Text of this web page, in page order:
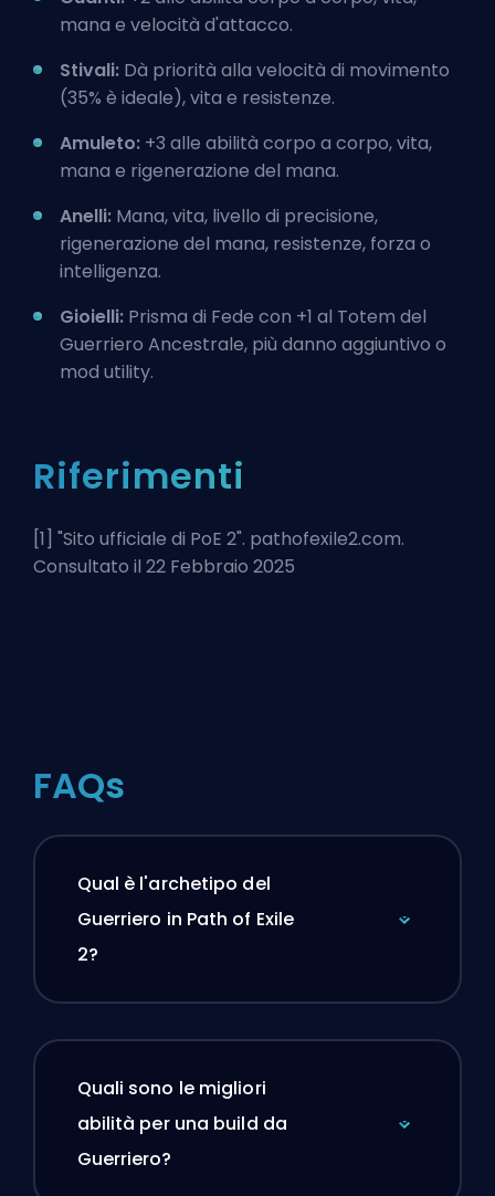
mana e velocità d'attacco.
Stivali: Dà priorità alla velocità di movimento
(35% è ideale), vita e resistenze.
Amuleto: +3 alle abilità corpo a corpo, vita,
mana e rigenerazione del mana.
Anelli: Mana, vita, livello di precisione,
rigenerazione del mana, resistenze, forza o
intelligenza.
Gioielli: Prisma di Fede con +1 al Totem del
Guerriero Ancestrale, più danno aggiuntivo o
mod utility.
Riferimenti
[1] "Sito ufficiale di PoE 2". pathofexile2.com.
Consultato il 22 Febbraio 2025
FAQs
Qual è l'archetipo del
Guerriero in Path of Exile
2?
Quali sono le migliori
abilità per una build da
Guerriero?